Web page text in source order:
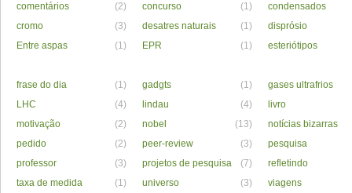
comentários
(2) concurso (1)
condensados
cromo
(3) desatres naturais (1)
disprósio
Entre aspas
(1) EPR (1) esteriótipos
frase do dia (1) gadgts (1)
gases ultrafrios
LHC
(4) lindau (4)
livro
motivação
(2) nobel (13)
notícias bizarras
pedido
(2) peer-review (3)
pesquisa
professor
(3) projetos de pesquisa (7)
refletindo
taxa de medida
(1) universo (3) viagens